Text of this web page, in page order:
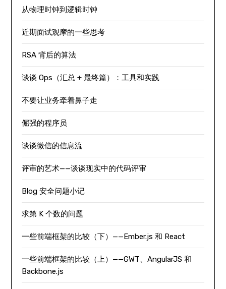
从物理时钟到逻辑时钟
近期面试观摩的一些思考
RSA 背后的算法
谈谈 Ops（汇总 + 最终篇）：工具和实践
不要让业务牵着鼻子走
倔强的程序员
谈谈微信的信息流
评审的艺术——谈谈现实中的代码评审
Blog 安全问题小记
求第 K 个数的问题
一些前端框架的比较（下）——Ember.js 和 React
一些前端框架的比较（上）——GWT、AngularJS 和
Backbone.js